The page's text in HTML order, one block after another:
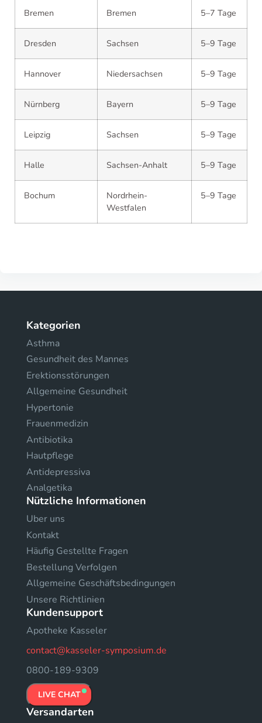
Bremen Bremen 5–7 Tage
Dresden Sachsen 5–9 Tage
Hannover Niedersachsen 5–9 Tage
Nürnberg Bayern 5–9 Tage
Leipzig Sachsen 5–9 Tage
Halle Sachsen-Anhalt 5–9 Tage
Bochum
Nordrhein-
Westfalen
5–9 Tage
Kategorien
Asthma
Gesundheit des Mannes
Erektionsstörungen
Allgemeine Gesundheit
Hypertonie
Frauenmedizin
Antibiotika
Hautpflege
Antidepressiva
Analgetika
Nützliche Informationen
Uber uns
Kontakt
Häufig Gestellte Fragen
Bestellung Verfolgen
Allgemeine Geschäftsbedingungen
Unsere Richtlinien
Kundensupport
Apotheke Kasseler
contact@kasseler-symposium.de
0800-189-9309
LIVE CHAT
Versandarten